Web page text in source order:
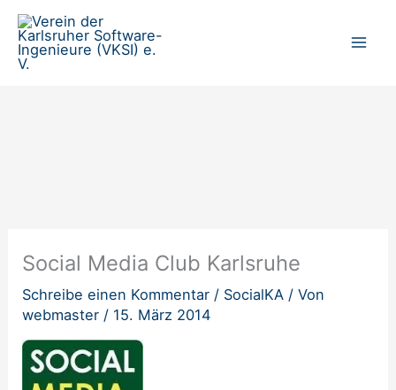
Zum
Inhalt
springen
Social Media Club Karlsruhe
Schreibe einen Kommentar / SocialKA / Von
webmaster / 15. März 2014